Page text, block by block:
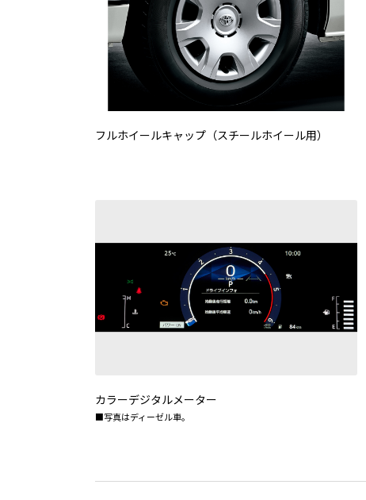
フルホイールキャップ（スチールホイール用）
カラーデジタルメーター
■写真はディーゼル車。